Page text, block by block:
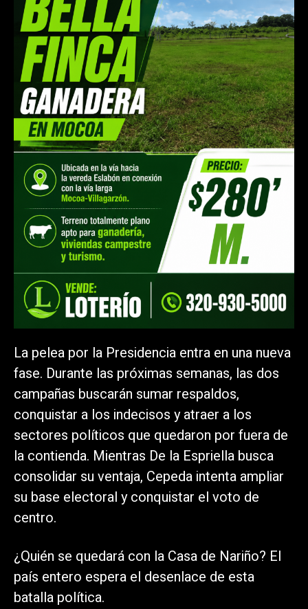
La pelea por la Presidencia entra en una nueva
fase. Durante las próximas semanas, las dos
campañas buscarán sumar respaldos,
conquistar a los indecisos y atraer a los
sectores políticos que quedaron por fuera de
la contienda. Mientras De la Espriella busca
consolidar su ventaja, Cepeda intenta ampliar
su base electoral y conquistar el voto de
centro.
¿Quién se quedará con la Casa de Nariño? El
país entero espera el desenlace de esta
batalla política.